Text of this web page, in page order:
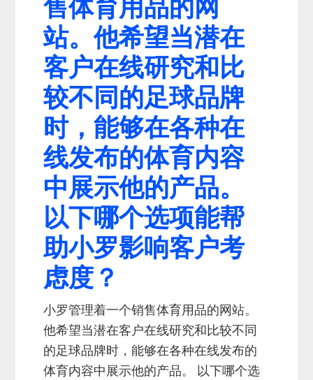
售体育用品的网
站。他希望当潜在
客户在线研究和比
较不同的足球品牌
时，能够在各种在
线发布的体育内容
中展示他的产品。
以下哪个选项能帮
助小罗影响客户考
虑度？
小罗管理着一个销售体育用品的网站。
他希望当潜在客户在线研究和比较不同
的足球品牌时，能够在各种在线发布的
体育内容中展示他的产品。 以下哪个选